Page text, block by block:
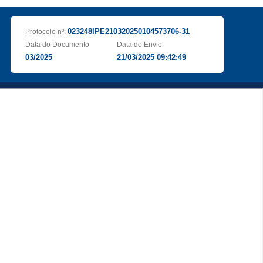
Protocolo nº: 023248IPE210320250104573706-31
Data do Documento
03/2025
Data do Envio
21/03/2025 09:42:49